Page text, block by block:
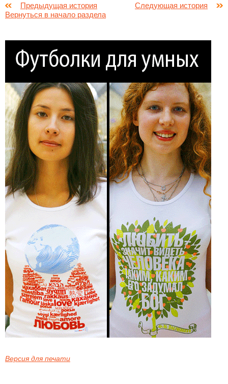
Предыдущая история
Следующая история
Вернуться в начало раздела
Версия для печати